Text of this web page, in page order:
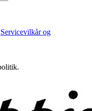
Servicevilkår og